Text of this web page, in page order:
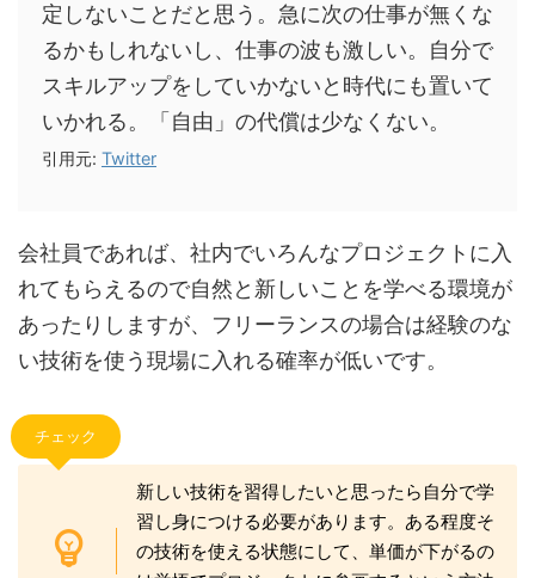
定しないことだと思う。急に次の仕事が無くな
るかもしれないし、仕事の波も激しい。自分で
スキルアップをしていかないと時代にも置いて
いかれる。「自由」の代償は少なくない。
引用元: Twitter
会社員であれば、社内でいろんなプロジェクトに入
れてもらえるので自然と新しいことを学べる環境が
あったりしますが、フリーランスの場合は経験のな
い技術を使う現場に入れる確率が低いです。
チェック
新しい技術を習得したいと思ったら自分で学
習し身につける必要があります。ある程度そ
の技術を使える状態にして、単価が下がるの